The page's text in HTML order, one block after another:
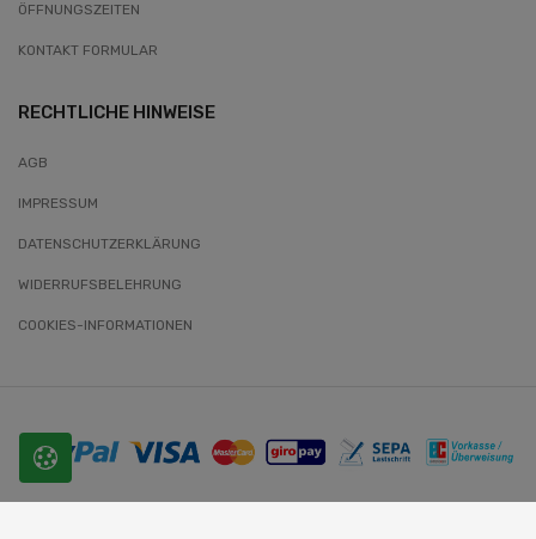
ÖFFNUNGSZEITEN
KONTAKT FORMULAR
RECHTLICHE HINWEISE
AGB
IMPRESSUM
DATENSCHUTZERKLÄRUNG
WIDERRUFSBELEHRUNG
COOKIES-INFORMATIONEN